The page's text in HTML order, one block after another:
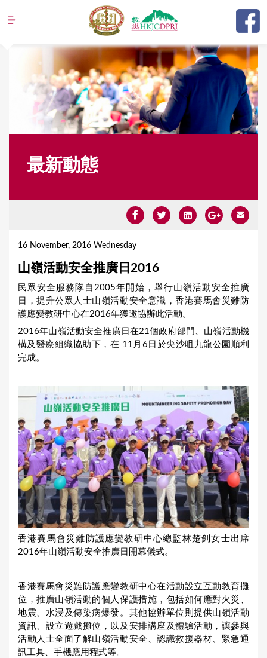
Jump to navigation
最新動態
16 November, 2016 Wednesday
山嶺活動安全推廣日2016
民眾安全服務隊自2005年開始，舉行山嶺活動安全推廣
日，提升公眾人士山嶺活動安全意識，香港賽馬會災難防
護應變教研中心在2016年獲邀協辦此活動。
2016年山嶺活動安全推廣日在21個政府部門、山嶺活動機
構及醫療組織協助下，在 11月6日於尖沙咀九龍公園順利
完成。
香港賽馬會災難防護應變教研中心總監林楚釗女士出席
2016年山嶺活動安全推廣日開幕儀式。
香港賽馬會災難防護應變教研中心在活動設立互動教育攤
位，推廣山嶺活動的個人保護措施，包括如何應對火災、
地震、水浸及傳染病爆發。其他協辦單位則提供山嶺活動
資訊、設立遊戲攤位，以及安排講座及體驗活動，讓參與
活動人士全面了解山嶺活動安全、認識救援器材、緊急通
訊工具、手機應用程式等。